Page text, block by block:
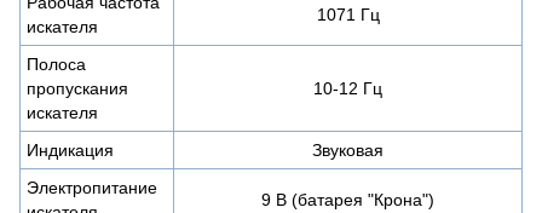
искателя
1071 Гц
Полоса
пропускания
искателя
10-12 Гц
Индикация
Звуковая
Электропитание
9 В (батарея "Крона")